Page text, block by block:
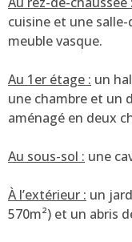
cuisine et une
meuble vasque.
Au 1er étage : un
une chambre et un
aménagé en deux
Au sous-sol : une
À l’extérieur : un
570m²) et un abris